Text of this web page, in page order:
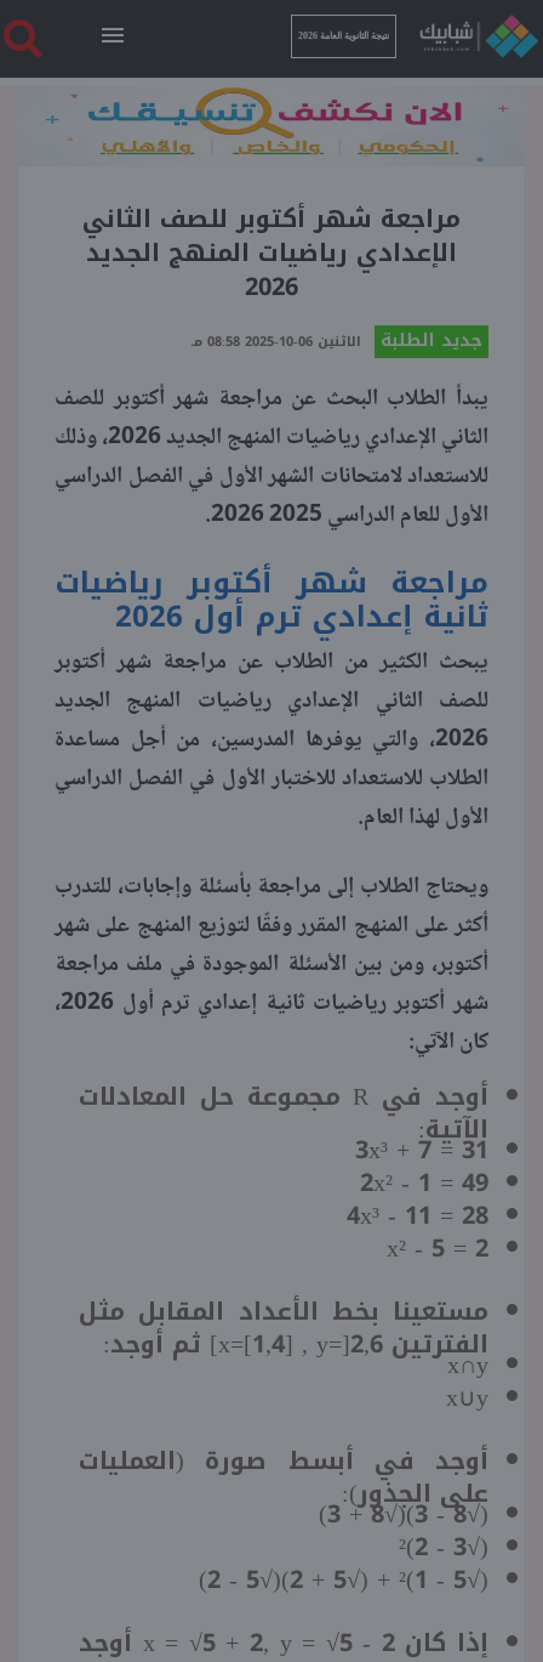
نتيجة الثانوية العامة 2026
الرئيسية
نتيجة الثانوية العامة 2026
أخبار ساخنة
بوابة الطلبة
ملفات
منوعات
مراجعة شهر أكتوبر للصف الثاني
الإعدادي رياضيات المنهج الجديد
2026
جديد الطلبة الاثنين 06-10-2025 08:58 مـ
يبدأ الطلاب البحث عن مراجعة شهر أكتوبر للصف
الثاني الإعدادي رياضيات المنهج الجديد 2026، وذلك
للاستعداد لامتحانات الشهر الأول في الفصل الدراسي
الأول للعام الدراسي 2025 2026.
مراجعة شهر أكتوبر رياضيات
ثانية إعدادي ترم أول 2026
يبحث الكثير من الطلاب عن مراجعة شهر أكتوبر
للصف الثاني الإعدادي رياضيات المنهج الجديد
2026، والتي يوفرها المدرسين، من أجل مساعدة
الطلاب للاستعداد للاختبار الأول في الفصل الدراسي
الأول لهذا العام.
ويحتاج الطلاب إلى مراجعة بأسئلة وإجابات، للتدرب
أكثر على المنهج المقرر وفقًا لتوزيع المنهج على شهر
أكتوبر، ومن بين الأسئلة الموجودة في ملف مراجعة
شهر أكتوبر رياضيات ثانية إعدادي ترم أول 2026،
كان الآتي:
أوجد في R مجموعة حل المعادلات
الآتية:
3x³ + 7 = 31
2x² - 1 = 49
4x³ - 11 = 28
x² - 5 = 2
مستعينا بخط الأعداد المقابل مثل
الفترتين x=[1,4] , y=]2,6] ثم أوجد:
x∩y
x∪y
أوجد في أبسط صورة (العمليات
على الجذور):
(√8 - 3)(√8 + 3)
(√3 - 2)²
(√5 - 1)² + (√5 + 2)(√5 - 2)
إذا كان x = √5 + 2, y = √5 - 2 أوجد